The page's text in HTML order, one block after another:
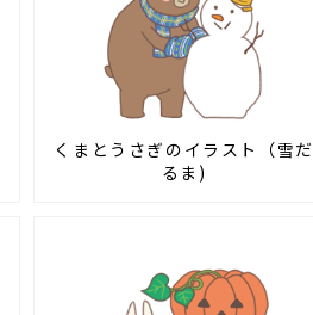
くまとうさぎのイラスト（雪だ
るま)